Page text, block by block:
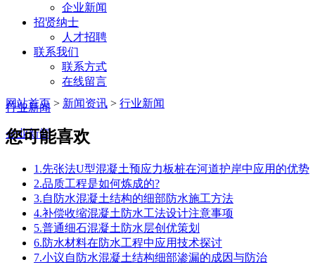
企业新闻
招贤纳士
人才招聘
联系我们
联系方式
在线留言
行业新闻
企业新闻
网站首页 > 新闻资讯 > 行业新闻
您可能喜欢
1.先张法U型混凝土预应力板桩在河道护岸中应用的优势
2.品质工程是如何炼成的?
3.自防水混凝土结构的细部防水施工方法
4.补偿收缩混凝土防水工法设计注意事项
5.普通细石混凝土防水层创优策划
6.防水材料在防水工程中应用技术探讨
7.小议自防水混凝土结构细部渗漏的成因与防治